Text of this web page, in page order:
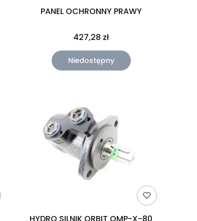
PANEL OCHRONNY PRAWY
427,28 zł
Niedostępny
HYDRO SILNIK ORBIT OMP-X-80